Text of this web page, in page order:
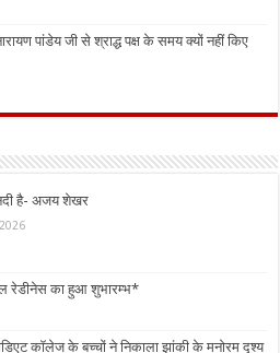
पांडेय जी से श्राद्ध पक्ष के समय क्यों नहीं किए
है- अजय शेखर
रेडीनेस का हुआ शुभारम्भ*
कॉलेज के बच्चों ने निकाला झांकी के मनोरम दृश्य